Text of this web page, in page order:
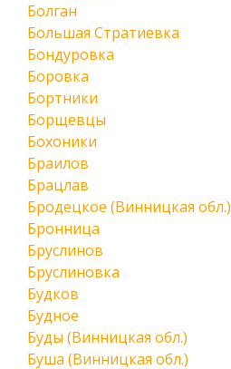
Болган
Большая Стратиевка
Бондуровка
Боровка
Бортники
Борщевцы
Бохоники
Браилов
Брацлав
Бродецкое (Винницкая обл.)
Бронница
Бруслинов
Бруслиновка
Будков
Будное
Буды (Винницкая обл.)
Буша (Винницкая обл.)